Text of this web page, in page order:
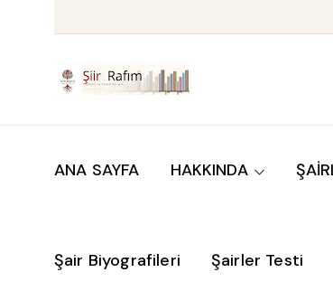
ANA SAYFA HAKKINDA
Şair Biyografileri Şairler Testi